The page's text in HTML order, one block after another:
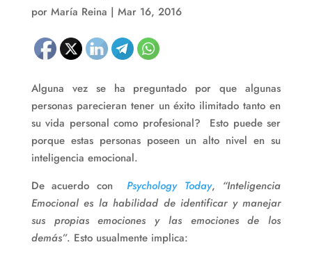
por María Reina | Mar 16, 2016
Alguna vez se ha preguntado por que algunas
personas parecieran tener un éxito ilimitado tanto en
su vida personal como profesional? Esto puede ser
porque estas personas poseen un alto nivel en su
inteligencia emocional.
De acuerdo conPsychology Today, “Inteligencia
Emocional es la habilidad de identificar y manejar
sus propias emociones y las emociones de los
demás”. Esto usualmente implica: